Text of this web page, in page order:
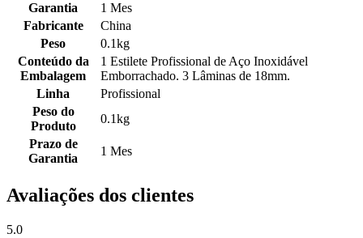
Garantia
1 Mes
Fabricante
China
Peso
0.1kg
Conteúdo da
Embalagem
1 Estilete Profissional de Aço Inoxidável
Emborrachado. 3 Lâminas de 18mm.
Linha
Profissional
Peso do
Produto
0.1kg
Prazo de
Garantia
1 Mes
Avaliações dos clientes
5.0